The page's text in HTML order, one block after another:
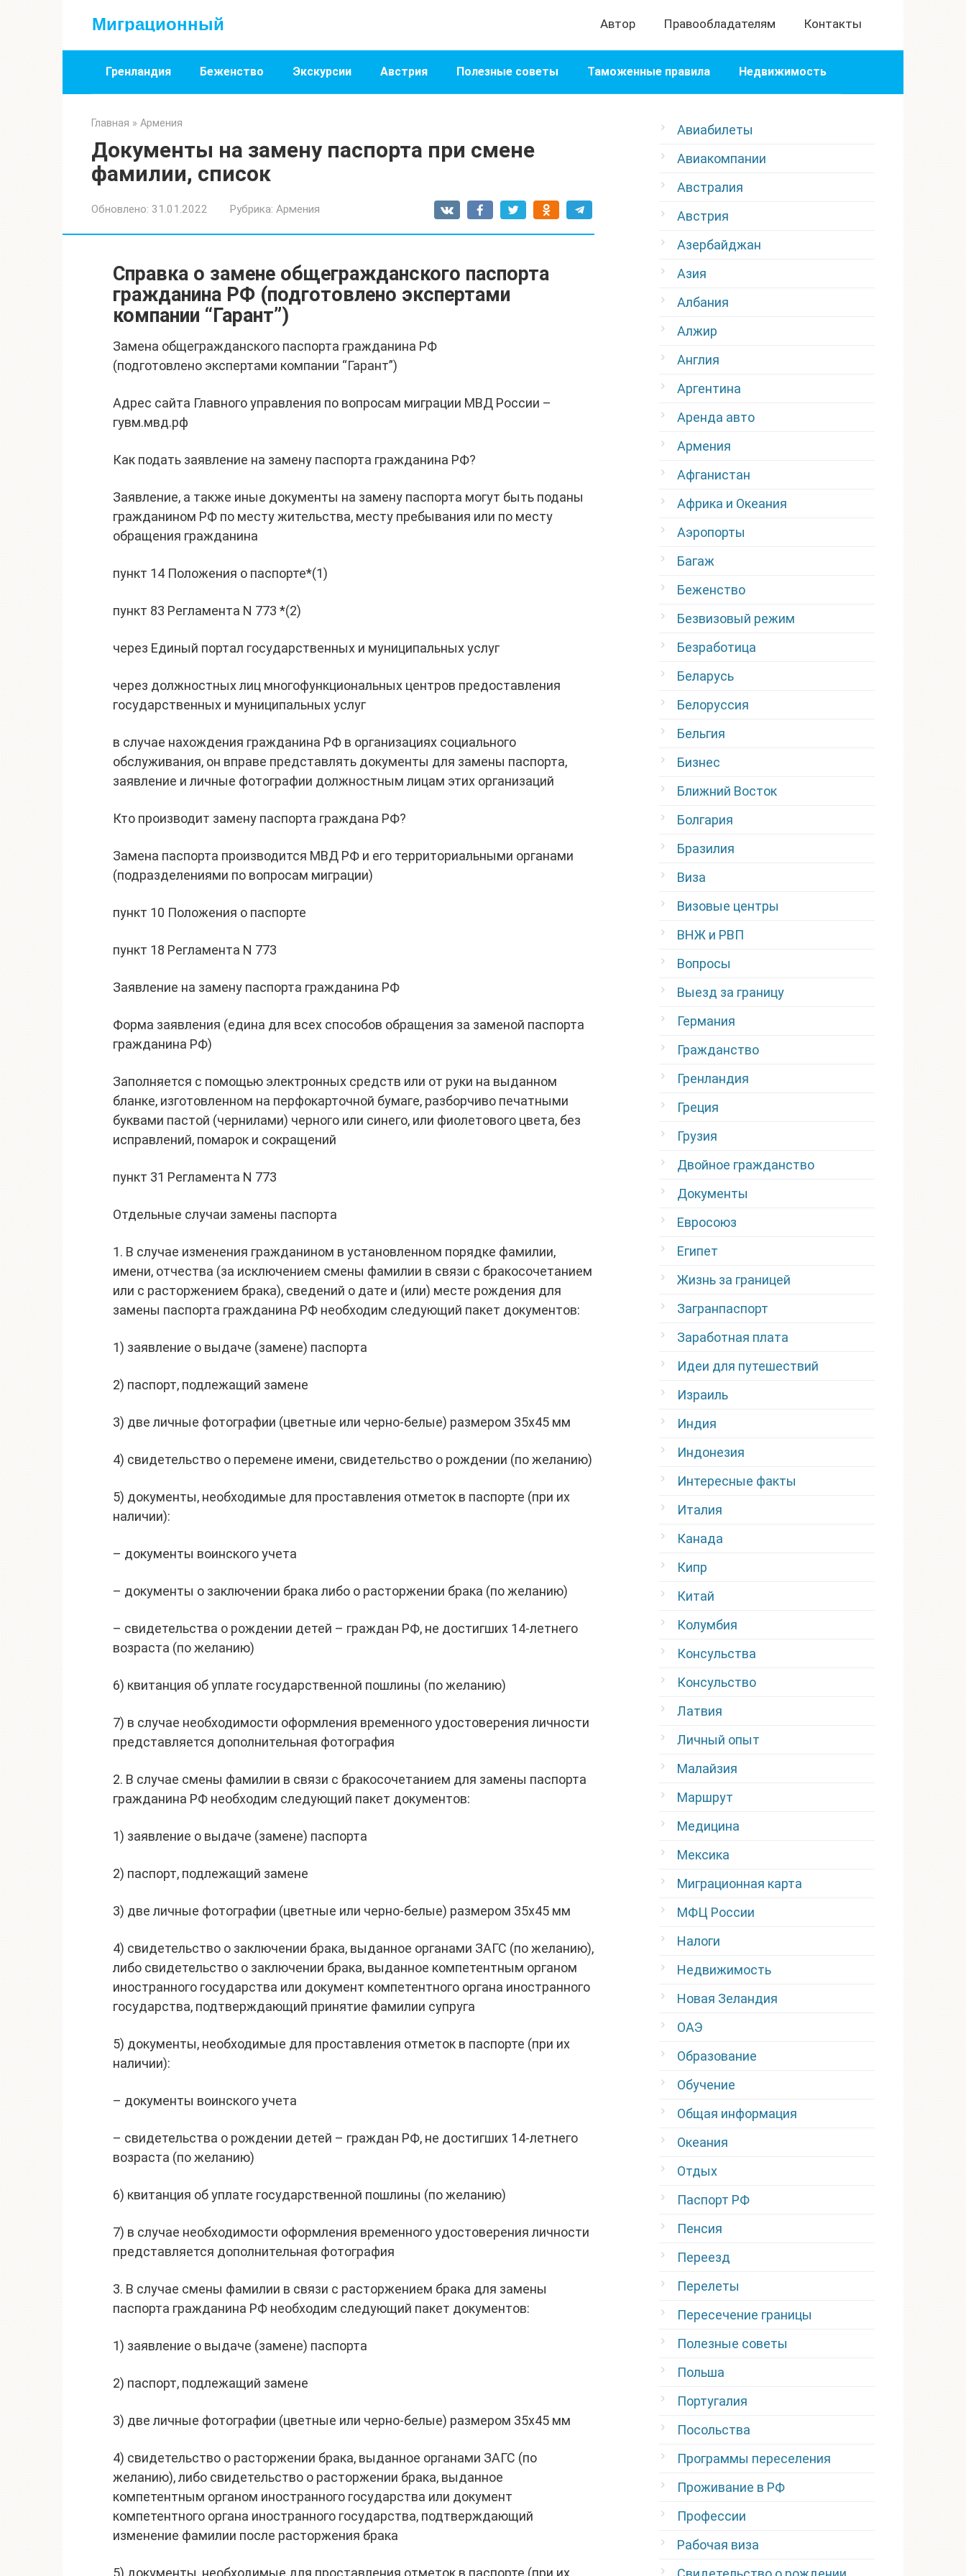
Миграционный Автор Правообладателям Контакты
Гренландия Беженство Экскурсии Австрия Полезные советы Таможенные правила Недвижимость
Главная » Армения
Документы на замену паспорта при смене
фамилии, список
Обновлено: 31.01.2022 Рубрика: Армения
Справка о замене общегражданского паспорта
гражданина РФ (подготовлено экспертами
компании “Гарант”)
Замена общегражданского паспорта гражданина РФ
(подготовлено экспертами компании “Гарант”)
Адрес сайта Главного управления по вопросам миграции МВД России –
гувм.мвд.рф
Как подать заявление на замену паспорта гражданина РФ?
Заявление, а также иные документы на замену паспорта могут быть поданы
гражданином РФ по месту жительства, месту пребывания или по месту
обращения гражданина
пункт 14 Положения о паспорте*(1)
пункт 83 Регламента N 773 *(2)
через Единый портал государственных и муниципальных услуг
через должностных лиц многофункциональных центров предоставления
государственных и муниципальных услуг
в случае нахождения гражданина РФ в организациях социального
обслуживания, он вправе представлять документы для замены паспорта,
заявление и личные фотографии должностным лицам этих организаций
Кто производит замену паспорта граждана РФ?
Замена паспорта производится МВД РФ и его территориальными органами
(подразделениями по вопросам миграции)
пункт 10 Положения о паспорте
пункт 18 Регламента N 773
Заявление на замену паспорта гражданина РФ
Форма заявления (едина для всех способов обращения за заменой паспорта
гражданина РФ)
Заполняется с помощью электронных средств или от руки на выданном
бланке, изготовленном на перфокарточной бумаге, разборчиво печатными
буквами пастой (чернилами) черного или синего, или фиолетового цвета, без
исправлений, помарок и сокращений
пункт 31 Регламента N 773
Отдельные случаи замены паспорта
1. В случае изменения гражданином в установленном порядке фамилии,
имени, отчества (за исключением смены фамилии в связи с бракосочетанием
или с расторжением брака), сведений о дате и (или) месте рождения для
замены паспорта гражданина РФ необходим следующий пакет документов:
1) заявление о выдаче (замене) паспорта
2) паспорт, подлежащий замене
3) две личные фотографии (цветные или черно-белые) размером 35х45 мм
4) свидетельство о перемене имени, свидетельство о рождении (по желанию)
5) документы, необходимые для проставления отметок в паспорте (при их
наличии):
– документы воинского учета
– документы о заключении брака либо о расторжении брака (по желанию)
– свидетельства о рождении детей – граждан РФ, не достигших 14-летнего
возраста (по желанию)
6) квитанция об уплате государственной пошлины (по желанию)
7) в случае необходимости оформления временного удостоверения личности
представляется дополнительная фотография
2. В случае смены фамилии в связи с бракосочетанием для замены паспорта
гражданина РФ необходим следующий пакет документов:
1) заявление о выдаче (замене) паспорта
2) паспорт, подлежащий замене
3) две личные фотографии (цветные или черно-белые) размером 35х45 мм
4) свидетельство о заключении брака, выданное органами ЗАГС (по желанию),
либо свидетельство о заключении брака, выданное компетентным органом
иностранного государства или документ компетентного органа иностранного
государства, подтверждающий принятие фамилии супруга
5) документы, необходимые для проставления отметок в паспорте (при их
наличии):
– документы воинского учета
– свидетельства о рождении детей – граждан РФ, не достигших 14-летнего
возраста (по желанию)
6) квитанция об уплате государственной пошлины (по желанию)
7) в случае необходимости оформления временного удостоверения личности
представляется дополнительная фотография
3. В случае смены фамилии в связи с расторжением брака для замены
паспорта гражданина РФ необходим следующий пакет документов:
1) заявление о выдаче (замене) паспорта
2) паспорт, подлежащий замене
3) две личные фотографии (цветные или черно-белые) размером 35х45 мм
4) свидетельство о расторжении брака, выданное органами ЗАГС (по
желанию), либо свидетельство о расторжении брака, выданное
компетентным органом иностранного государства или документ
компетентного органа иностранного государства, подтверждающий
изменение фамилии после расторжения брака
5) документы, необходимые для проставления отметок в паспорте (при их
Авиабилеты
Авиакомпании
Австралия
Австрия
Азербайджан
Азия
Албания
Алжир
Англия
Аргентина
Аренда авто
Армения
Афганистан
Африка и Океания
Аэропорты
Багаж
Беженство
Безвизовый режим
Безработица
Беларусь
Белоруссия
Бельгия
Бизнес
Ближний Восток
Болгария
Бразилия
Виза
Визовые центры
ВНЖ и РВП
Вопросы
Выезд за границу
Германия
Гражданство
Гренландия
Греция
Грузия
Двойное гражданство
Документы
Евросоюз
Египет
Жизнь за границей
Загранпаспорт
Заработная плата
Идеи для путешествий
Израиль
Индия
Индонезия
Интересные факты
Италия
Канада
Кипр
Китай
Колумбия
Консульства
Консульство
Латвия
Личный опыт
Малайзия
Маршрут
Медицина
Мексика
Миграционная карта
МФЦ России
Налоги
Недвижимость
Новая Зеландия
ОАЭ
Образование
Обучение
Общая информация
Океания
Отдых
Паспорт РФ
Пенсия
Переезд
Перелеты
Пересечение границы
Полезные советы
Польша
Португалия
Посольства
Программы переселения
Проживание в РФ
Профессии
Рабочая виза